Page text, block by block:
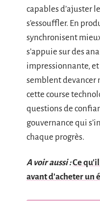
capables d’ajuster
s’essouffler. En
synchronisent
s’appuie sur des
impressionnante,
semblent devancer
cette course
questions de
gouvernance qui
chaque progrès.
A voir aussi :Ce
avant d'acheter un